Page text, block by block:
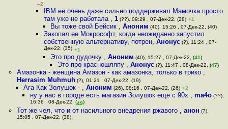
–2
IBM её очень даже сильно поддерживал Мамочка просто
там уже не работала , 1(??), 09:29 , 07-Дек-22, (28) +1
Вы тоже свой Бейсик ,Аноним (40), 15:26 , 07-Дек-22, (40)
Закопал ее Мокрософт, когда неожиданно запустил
собственную альтернативу, потрен, Анонус(?), 11:24 , 07-
Дек-22, (35) +1
Это про дудочку ,Аноним (40), 15:27 , 07-Дек-22, (41)
Это про красношляпу , Анонус(?), 11:47 , 08-Дек-22, (47)
Амазонка - женщина Амазон - как амазонка, только в трико ,
Herrasim Muhmuh(?), 01:21 , 07-Дек-22, (19)
Ага Как Золушок - , Аноним (26), 08:16 , 07-Дек-22, (26) +2
ну у нас в городе есть магазин Золушок еще с 90х ,ma4o (??),
16:36 , 08-Дек-22, (49)
Тот же чел, что и от насильного внедрения ржавого , анон (?),
15:05 , 07-Дек-22, (38)